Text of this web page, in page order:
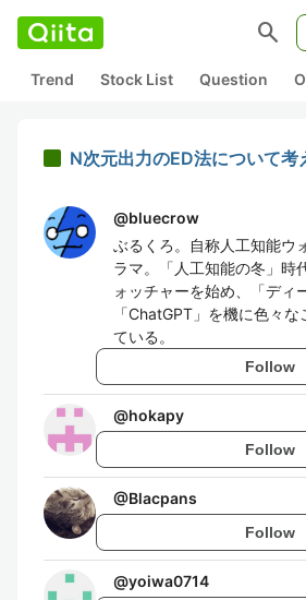
search
Trend Stock List Question
N次元出力のED法について考
@bluecrow
ぶるくろ。自称人工知能ウ
ラマ。「人工知能の冬」時
ォッチャーを始め、「ディ
「ChatGPT」を機に色々
ている。
Follow
@hokapy
Follow
@Blacpans
Follow
@yoiwa0714